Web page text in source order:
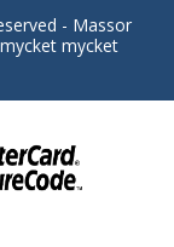
- Massor
mycket